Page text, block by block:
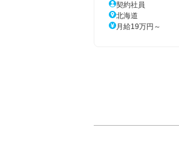
契約社員
北海道
月給19万円～